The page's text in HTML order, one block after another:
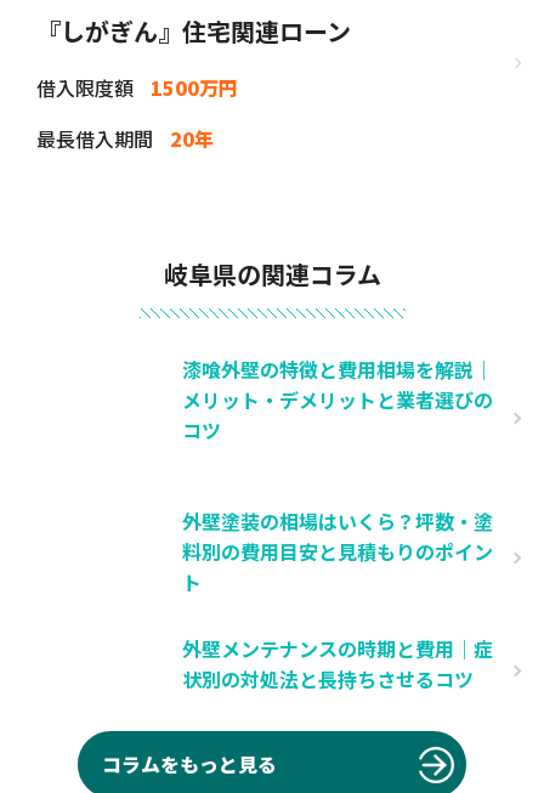
『しがぎん』住宅関連ローン
借入限度額
1500万円
最長借入期間
20年
岐阜県の関連コラム
漆喰外壁の特徴と費用相場を解説｜
メリット・デメリットと業者選びの
コツ
外壁塗装の相場はいくら？坪数・塗
料別の費用目安と見積もりのポイン
ト
外壁メンテナンスの時期と費用｜症
状別の対処法と長持ちさせるコツ
コラムをもっと見る